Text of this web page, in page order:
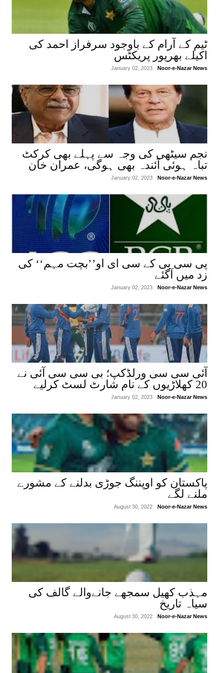
ٹیم کے آرام کے باوجود سرفراز احمد کی
اکیلے بھرپور پریکٹس
Noor-e-Nazar News
January 02, 2023
نجم سیٹھی کی وجہ سے پہلے بھی کرکٹ
تباہ ہوئی آئندہ بھی ہوگی، عمران خان
Noor-e-Nazar News
January 02, 2023
پی سی بی کے سی ای او’’بچت مہم‘‘ کی
زد میں آگئے
Noor-e-Nazar News
January 02, 2023
آئی سی سی ورلڈکپ؛ بی سی سی آئی نے
20 کھلاڑیوں کے نام شارٹ لسٹ کرلیے
Noor-e-Nazar News
January 02, 2023
پاکستان کو اوپننگ جوڑی بدلنے کے مشورے
ملنے لگے
Noor-e-Nazar News
August 30, 2022
مہذب کھیل سمجھے جانےوالے گالف کی
سیاہ تاریخ
Noor-e-Nazar News
August 30, 2022